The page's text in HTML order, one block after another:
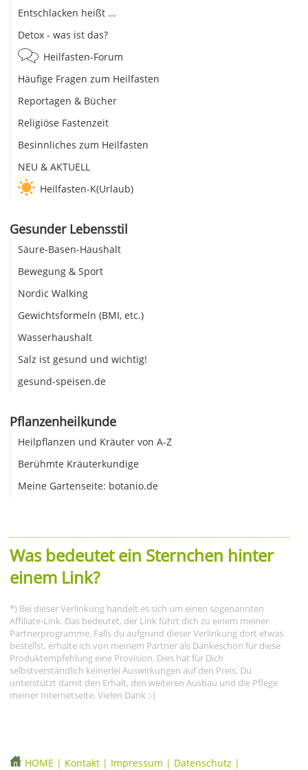
Entschlacken heißt ...
Detox - was ist das?
Heilfasten-Forum
Häufige Fragen zum Heilfasten
Reportagen & Bücher
Religiöse Fastenzeit
Besinnliches zum Heilfasten
NEU & AKTUELL
Heilfasten-K(Urlaub)
Gesunder Lebensstil
Säure-Basen-Haushalt
Bewegung & Sport
Nordic Walking
Gewichtsformeln (BMI, etc.)
Wasserhaushalt
Salz ist gesund und wichtig!
gesund-speisen.de
Pflanzenheilkunde
Heilpflanzen und Kräuter von A-Z
Berühmte Kräuterkundige
Meine Gartenseite: botanio.de
Was bedeutet ein Sternchen hinter
einem Link?
*) Bei dieser Verlinkung handelt es sich um einen sogenannten
Affiliate-Link. Das bedeutet, der Link führt dich zu einem meiner
Partnerprogramme. Falls du aufgrund dieser Verlinkung dort etwas
bestellst, erhalte ich von meinem Partner als Dankeschön für diese
Produktempfehlung eine Provision. Dies hat für Dich
selbstverständlich keinerlei Auswirkungen auf den Preis. Du
unterstützt damit den Erhalt, den weiteren Ausbau und die Pflege
meiner Internetseite. Vielen Dank :-)
HOME | Kontakt | Impressum | Datenschutz |